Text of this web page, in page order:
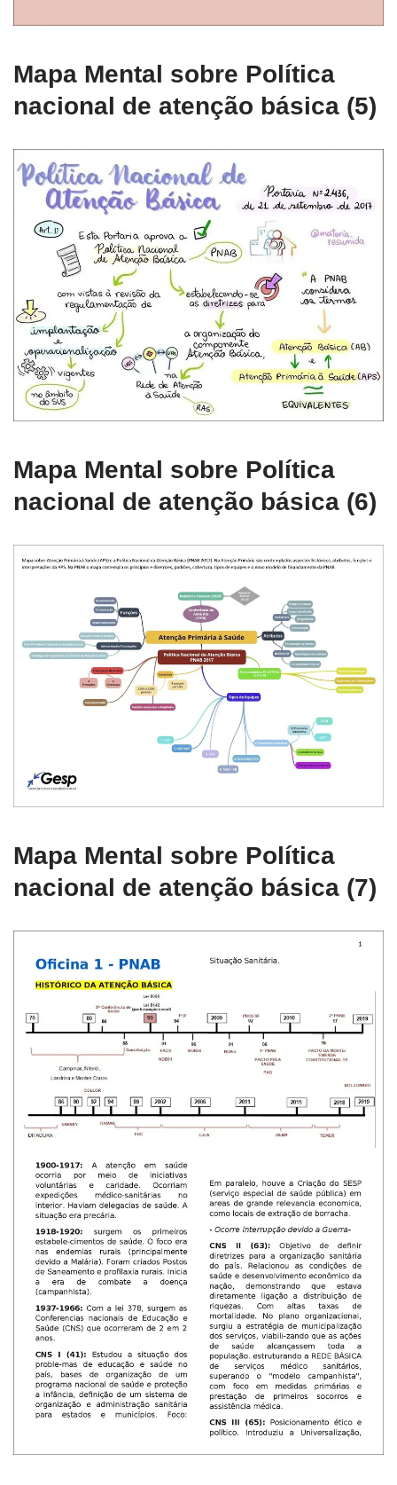
Mapa Mental sobre Política
nacional de atenção básica (5)
Mapa Mental sobre Política
nacional de atenção básica (6)
Mapa Mental sobre Política
nacional de atenção básica (7)